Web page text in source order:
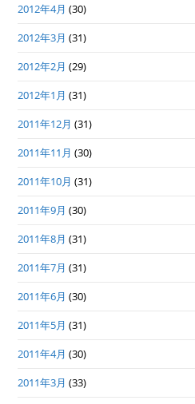
2012年4月 (30)
2012年3月 (31)
2012年2月 (29)
2012年1月 (31)
2011年12月 (31)
2011年11月 (30)
2011年10月 (31)
2011年9月 (30)
2011年8月 (31)
2011年7月 (31)
2011年6月 (30)
2011年5月 (31)
2011年4月 (30)
2011年3月 (33)